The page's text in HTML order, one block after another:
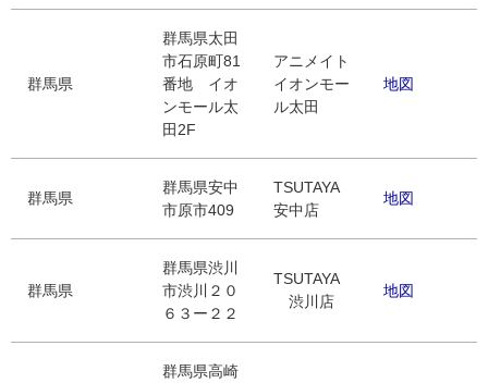
群馬県
群馬県太田
市石原町81
番地 イオ
ンモール太
田2F
アニメイト
イオンモー
ル太田
地図
群馬県
群馬県安中
市原市409
TSUTAYA
安中店
地図
群馬県
群馬県渋川
市渋川２０
６３ー２２
TSUTAYA
渋川店
地図
群馬県高崎